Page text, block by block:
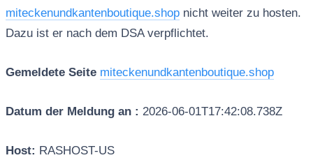
miteckenundkantenboutique.shopnicht weiter zu hosten.
Dazu ist er nach dem DSA verpflichtet.
Gemeldete Seite miteckenundkantenboutique.shop
Datum der Meldung an : 2026-06-01T17:42:08.738Z
Host: RASHOST-US